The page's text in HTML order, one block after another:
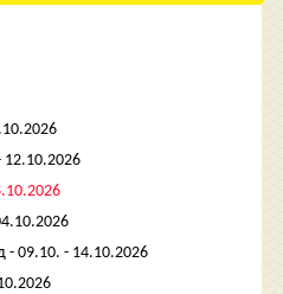
12.10.2026
- 09.10. - 14.10.2026